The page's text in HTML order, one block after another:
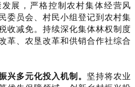
展，严格控制农村集体经营风
委员会、村民小组登记到农村集
收减免。持续深化集体林权制度
革、农垦改革和供销合作社综合
兴多元化投入机制。 坚持将农业